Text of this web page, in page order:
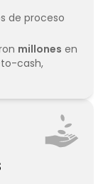
de proceso
millones en
cash,